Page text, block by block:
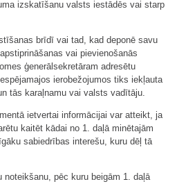
izskatīšanu valsts iestādēs vai starp
brīdī vai tad, kad deponē savu
vai pievienošanās
ģenerālsekretāram adresētu
ierobežojumos tiks iekļauta
tās karaļnamu vai valsts vadītāju.
ietvertai informācijai var atteikt, ja
kaitēt kādai no 1. daļā minētajām
sabiedrības interešu, kuru dēļ tā
noteikšanu, pēc kuru beigām 1. daļā